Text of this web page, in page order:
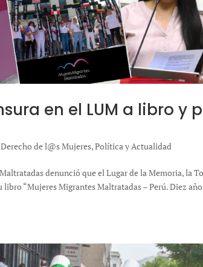
en el LUM a libro y
Derecho de l@s Mujeres,Política y Actualidad
denunció que el Lugar de la Memoria, la
“Mujeres Migrantes Maltratadas – Perú. Diez